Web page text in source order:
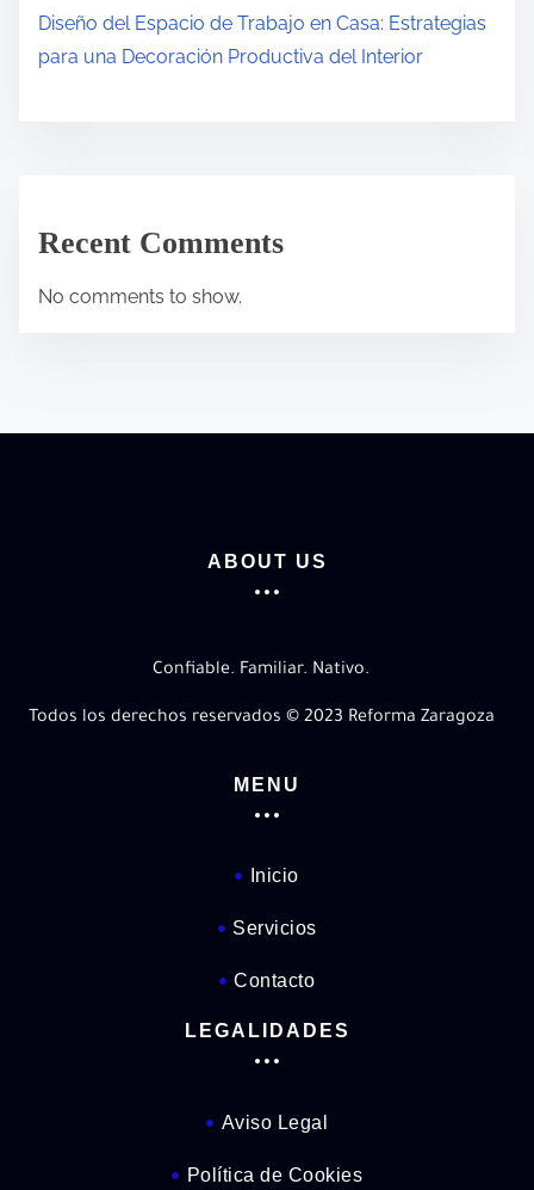
Diseño del Espacio de Trabajo en Casa: Estrategias
para una Decoración Productiva del Interior
Recent Comments
No comments to show.
ABOUT US
Confiable. Familiar. Nativo.
Todos los derechos reservados © 2023 Reforma Zaragoza
MENU
Inicio
Servicios
Contacto
LEGALIDADES
Aviso Legal
Política de Cookies